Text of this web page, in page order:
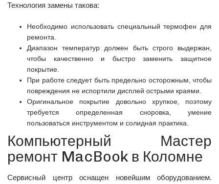
Технология замены такова:
Необходимо использовать специальный термофен для
ремонта.
Диапазон температур должен быть строго выдержан,
чтобы качественно и быстро заменить защитное
покрытие.
При работе следует быть предельно осторожным, чтобы
повреждения не испортили дисплей острыми краями.
Оригинальное покрытие довольно хрупкое, поэтому
требуется определенная сноровка, умение
пользоваться инструментом и солидная практика.
Компьютерный Мастер
ремонт MacBook в Коломне
Сервисный центр оснащен новейшим оборудованием.